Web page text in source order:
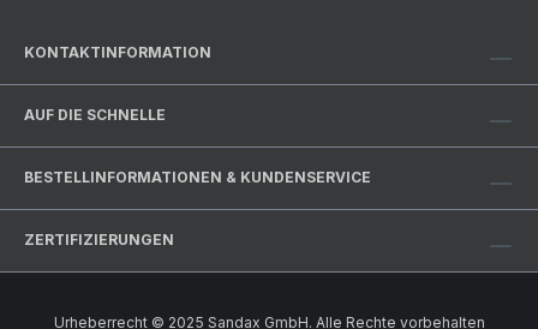
KONTAKTINFORMATION
AUF DIE SCHNELLE
BESTELLINFORMATIONEN & KUNDENSERVICE
ZERTIFIZIERUNGEN
Urheberrecht © 2025 Sandax GmbH. Alle Rechte vorbehalten